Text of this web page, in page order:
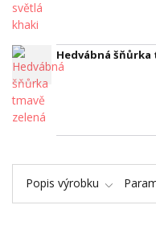
Hedvábná šňůrka
Popis výrobku